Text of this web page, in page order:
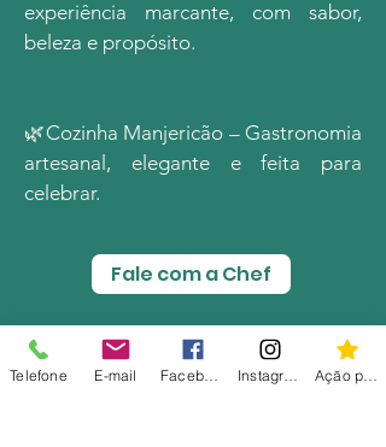
experiência marcante, com sabor,
beleza e propósito.
​🌿Cozinha Manjericão – Gastronomia
artesanal, elegante e feita para
celebrar.
Fale com a Chef
Telefone E-mail